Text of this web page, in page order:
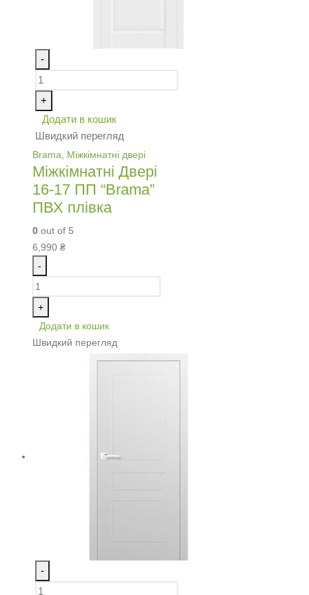
-
+
Додати в кошик
Швидкий перегляд
Brama, Міжкімнатні двері
Міжкімнатні Двері
16-17 ПП “Brama”
ПВХ плівка
0 out of 5
6,990 ₴
-
+
Додати в кошик
Швидкий перегляд
-